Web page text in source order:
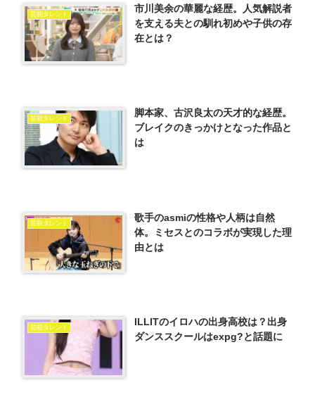
芸能タレント
市川美余の華麗な経歴。人気解説者
を支える夫との馴れ初めや子供の存
在とは？
芸能タレント
脚本家、古沢良太の天才的な経歴。
ブレイクのきっかけとなった作品と
は
芸能タレント
歌手のasmiの性格や人柄は自然
体。ミセスとのコラボが実現した理
由とは
芸能タレント
ILLITのイロハの出身高校は？出身
ダンススクールはexpg?と話題に